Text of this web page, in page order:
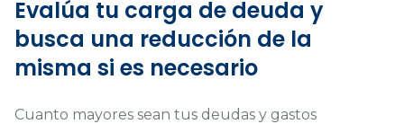
Evalúa tu carga de deuda y
busca una reducción de la
misma si es necesario
Cuanto mayores sean tus deudas y gastos